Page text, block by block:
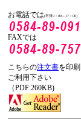
お電話では(平日9：00～17：00)
FAXでは
こちらの注文書を印
ご利用下さい
（PDF:260KB)